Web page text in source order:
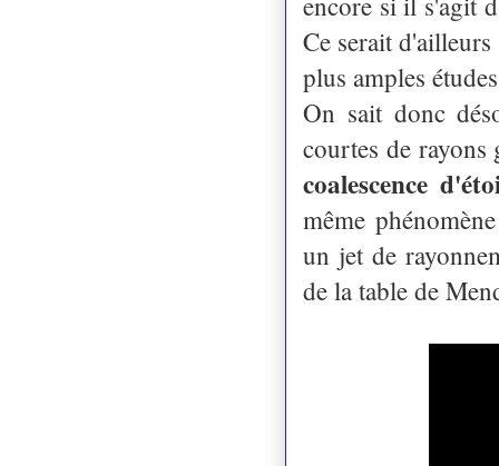
Ce serait
plus amples
On sait donc
courtes de rayons
coalescence
même
un jet de
de la table de